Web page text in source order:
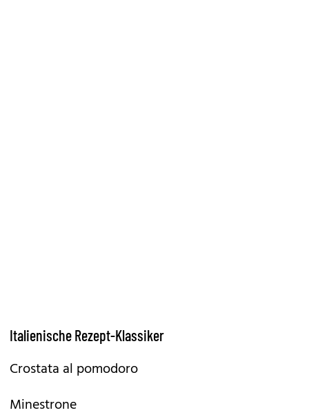
Italienische Rezept-Klassiker
Crostata al pomodoro
Minestrone